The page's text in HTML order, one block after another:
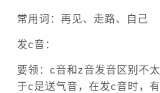
常用词：再见、走路、自己
发c音：
要领：c音和z音发音区别不
于c是送气音，在发c音时，